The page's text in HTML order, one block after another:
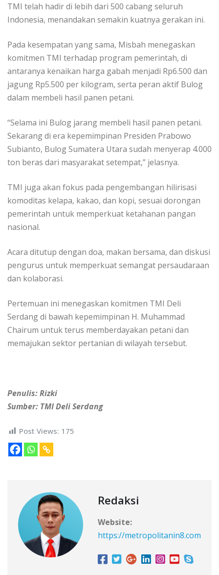
TMI telah hadir di lebih dari 500 cabang seluruh
Indonesia, menandakan semakin kuatnya gerakan ini.
Pada kesempatan yang sama, Misbah menegaskan
komitmen TMI terhadap program pemerintah, di
antaranya kenaikan harga gabah menjadi Rp6.500 dan
jagung Rp5.500 per kilogram, serta peran aktif Bulog
dalam membeli hasil panen petani.
“Selama ini Bulog jarang membeli hasil panen petani.
Sekarang di era kepemimpinan Presiden Prabowo
Subianto, Bulog Sumatera Utara sudah menyerap 4.000
ton beras dari masyarakat setempat,” jelasnya.
TMI juga akan fokus pada pengembangan hilirisasi
komoditas kelapa, kakao, dan kopi, sesuai dorongan
pemerintah untuk memperkuat ketahanan pangan
nasional.
Acara ditutup dengan doa, makan bersama, dan diskusi
pengurus untuk memperkuat semangat persaudaraan
dan kolaborasi.
Pertemuan ini menegaskan komitmen TMI Deli
Serdang di bawah kepemimpinan H. Muhammad
Chairum untuk terus memberdayakan petani dan
memajukan sektor pertanian di wilayah tersebut.
Penulis: Rizki
Sumber: TMI Deli Serdang
Post Views: 175
Redaksi
Website:
https://metropolitanin8.com